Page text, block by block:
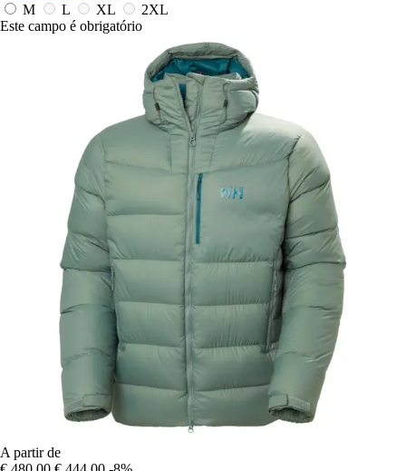
M
L XL
2XL
Este campo é obrigatório
A partir de